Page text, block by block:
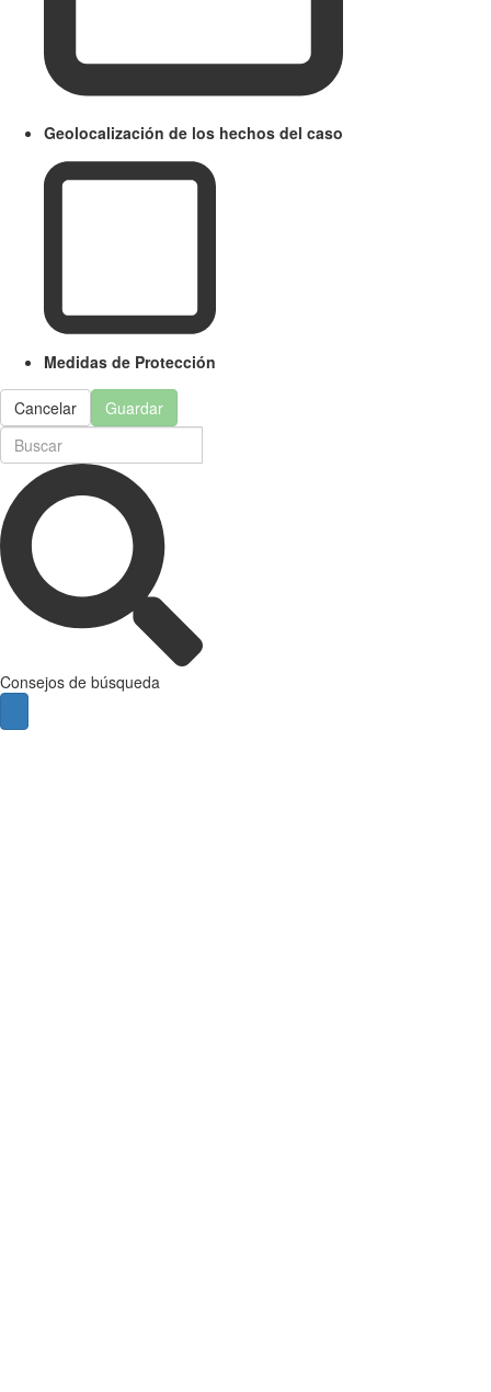
Geolocalización de los hechos del caso
Medidas de Protección
Cancelar Guardar
Consejos de búsqueda